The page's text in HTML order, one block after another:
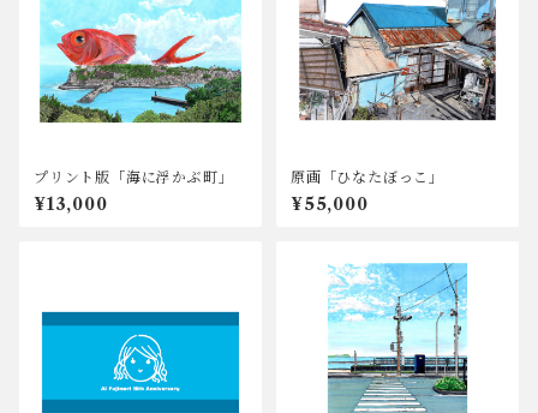
プリント版「海に浮かぶ町」
¥13,000
原画「ひなたぼっこ」
¥55,000